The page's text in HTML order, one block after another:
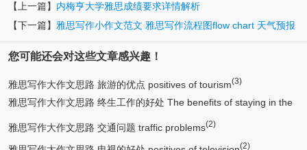
【上一篇】 内梅亨大学雅思成绩要求详情解析
【下一篇】 雅思写作小作文范文 雅思写作流程图flow chart 天气预报
您可能还会对这些文章感兴趣！
雅思写作大作文思路 旅游的优点 positives of tourism(3)
雅思写作大作文思路 终生工作的好处 The benefits of staying in the
same job for life(2)
雅思写作大作文思路 交通问题 traffic problems(2)
(2)